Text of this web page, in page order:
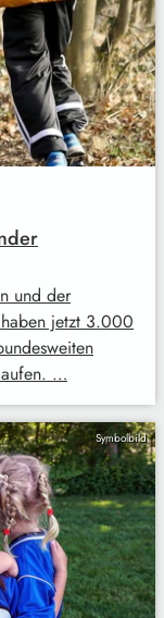
und der
jetzt 3.000
…
Symbolbild